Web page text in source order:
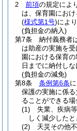
2
前項の規定によ
は、保育園にお
(様式第1号)によ
(負担金の納入)
第7条
納付義務者
は助産の実施を
園における保育
日までに納付しな
(負担金の減免)
第8条
条例第6条
保護の実施に係
ることができる場
(1)
失業、疾病
しく減少したと
(2)
天災その他